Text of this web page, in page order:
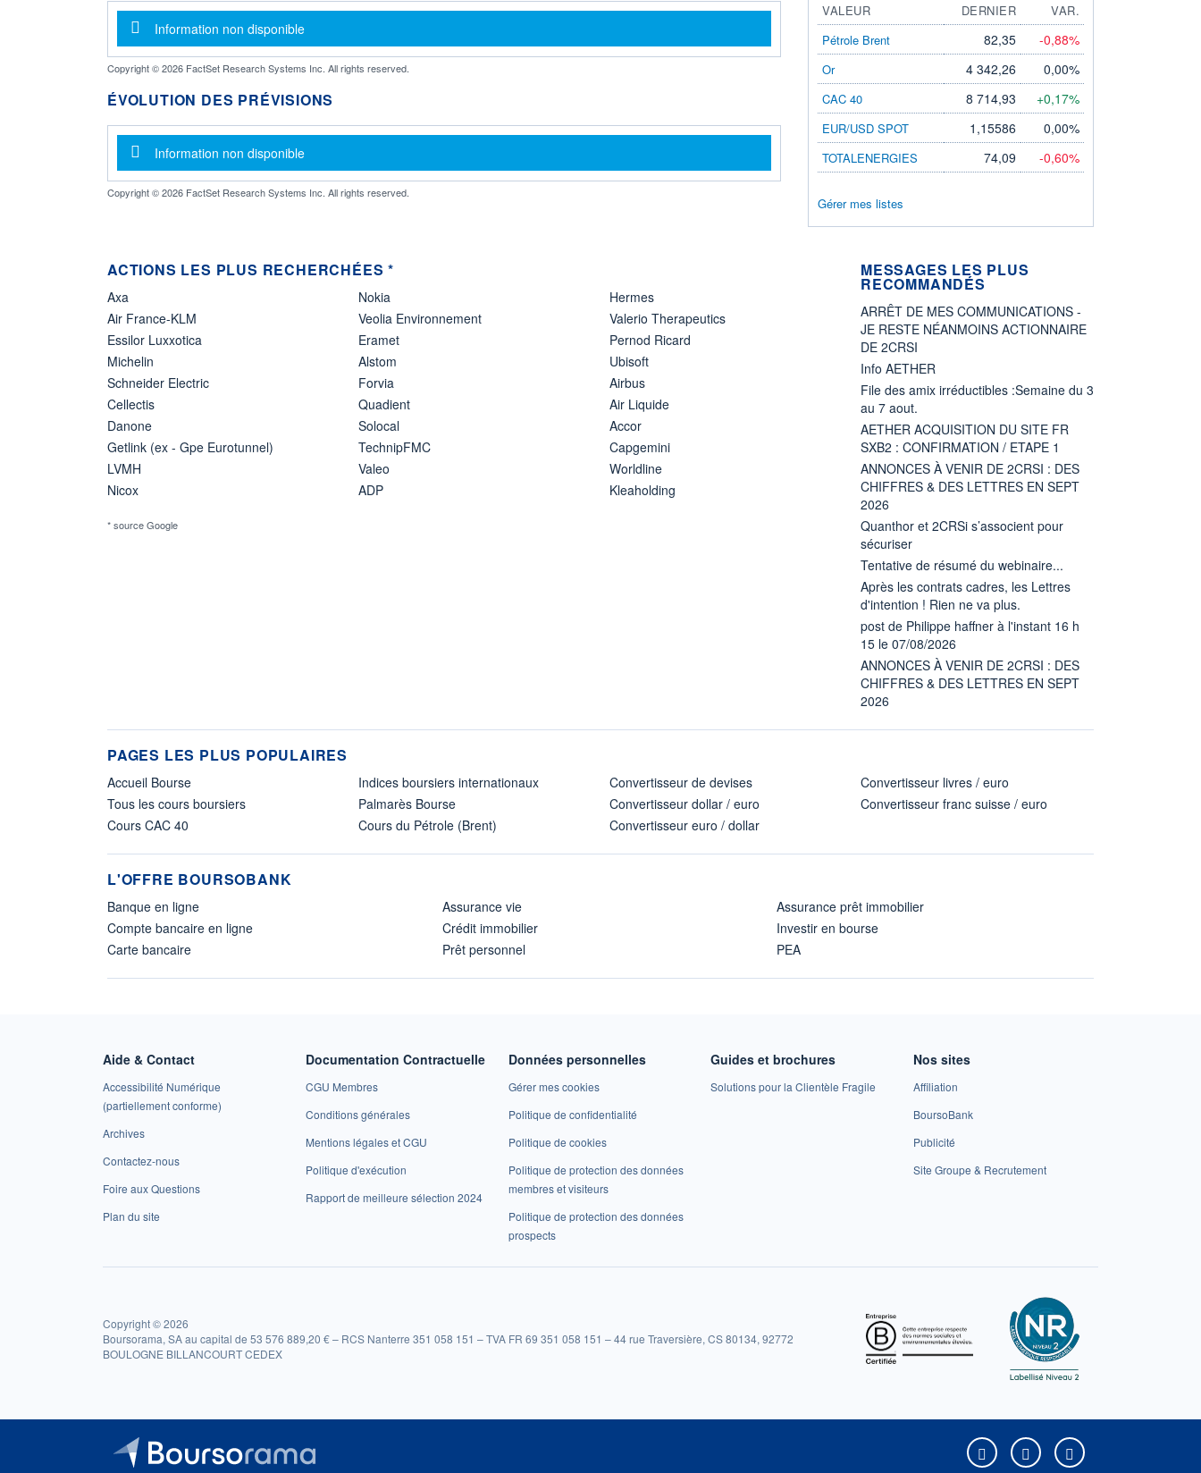
Message d'information
Information non disponible
Copyright © 2026 FactSet Research Systems Inc. All rights reserved.
ÉVOLUTION DES PRÉVISIONS
Message d'information
Information non disponible
Copyright © 2026 FactSet Research Systems Inc. All rights reserved.
VALEUR DERNIER
VAR.
Pétrole Brent
82,35 -0,88%
Or 4 342,26 0,00%
CAC 40 8 714,93 +0,17%
EUR/USD SPOT 1,15586 0,00%
TOTALENERGIES 74,09 -0,60%
Gérer mes listes
ACTIONS LES PLUS RECHERCHÉES *
Axa
Air France-KLM
Essilor Luxxotica
Michelin
Schneider Electric
Cellectis
Danone
Getlink (ex - Gpe Eurotunnel)
LVMH
Nicox
Nokia
Veolia Environnement
Eramet
Alstom
Forvia
Quadient
Solocal
TechnipFMC
Valeo
ADP
Hermes
Valerio Therapeutics
Pernod Ricard
Ubisoft
Airbus
Air Liquide
Accor
Capgemini
Worldline
Kleaholding
* source Google
MESSAGES LES PLUS
RECOMMANDÉS
ARRÊT DE MES COMMUNICATIONS -
JE RESTE NÉANMOINS ACTIONNAIRE
DE 2CRSI
Info AETHER
File des amix irréductibles :Semaine du 3
au 7 aout.
AETHER ACQUISITION DU SITE FR
SXB2 : CONFIRMATION / ETAPE 1
ANNONCES À VENIR DE 2CRSI : DES
CHIFFRES & DES LETTRES EN SEPT
2026
Quanthor et 2CRSi s’associent pour
sécuriser
Tentative de résumé du webinaire...
Après les contrats cadres, les Lettres
d'intention ! Rien ne va plus.
post de Philippe haffner à l'instant 16 h
15 le 07/08/2026
ANNONCES À VENIR DE 2CRSI : DES
CHIFFRES & DES LETTRES EN SEPT
2026
PAGES LES PLUS POPULAIRES
Accueil Bourse
Tous les cours boursiers
Cours CAC 40
Indices boursiers internationaux
Palmarès Bourse
Cours du Pétrole (Brent)
Convertisseur de devises
Convertisseur dollar / euro
Convertisseur euro / dollar
Convertisseur livres / euro
Convertisseur franc suisse / euro
L'OFFRE BOURSOBANK
Banque en ligne
Compte bancaire en ligne
Carte bancaire
Assurance vie
Crédit immobilier
Prêt personnel
Assurance prêt immobilier
Investir en bourse
PEA
Aide & Contact
Accessibilité Numérique
(partiellement conforme)
Archives
Contactez-nous
Foire aux Questions
Plan du site
Documentation Contractuelle
CGU Membres
Conditions générales
Mentions légales et CGU
Politique d'exécution
Rapport de meilleure sélection 2024
Données personnelles
Gérer mes cookies
Politique de confidentialité
Politique de cookies
Politique de protection des données
membres et visiteurs
Politique de protection des données
prospects
Guides et brochures
Solutions pour la Clientèle Fragile
Nos sites
Affiliation
BoursoBank
Publicité
Site Groupe & Recrutement
Copyright © 2026
Boursorama, SA au capital de 53 576 889,20 € – RCS Nanterre 351 058 151 – TVA FR 69 351 058 151 – 44 rue Traversière, CS 80134, 92772
BOULOGNE BILLANCOURT CEDEX
Boursorama sur Facebook
Boursorama sur X
Boursorama sur